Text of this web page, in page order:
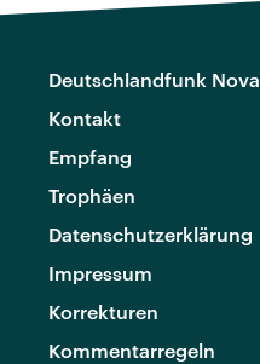
Deutschlandfunk Nova
Kontakt
Empfang
Trophäen
Datenschutzerklärung
Impressum
Korrekturen
Kommentarregeln